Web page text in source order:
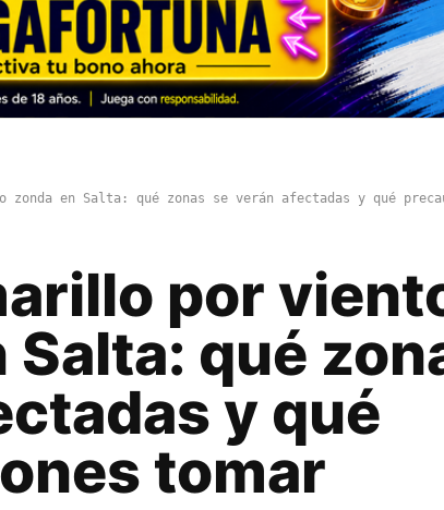
en Salta: qué zonas se verán afectadas y qué
por
Salta: qué
y qué
tomar